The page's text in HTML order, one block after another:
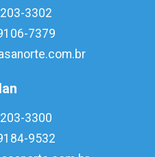
3302
7379
3300
9532